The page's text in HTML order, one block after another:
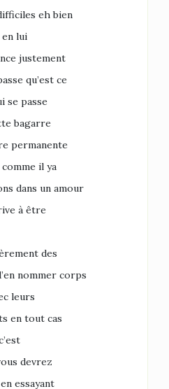
eh bien
lui
justement
qu’est ce
se passe
bagarre
permanente
il ya
dans un amour
à être
des
nommer corps
leurs
en tout cas
devrez
essayant